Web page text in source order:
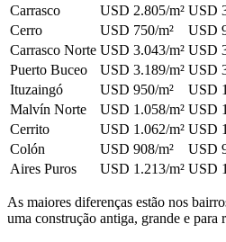
Carrasco
USD 2.805/m² USD
Cerro
USD 750/m² USD
Carrasco Norte USD 3.043/m² USD
Puerto Buceo
USD 3.189/m² USD
Ituzaingó
USD 950/m² USD
Malvín Norte
USD 1.058/m² USD
Cerrito
USD 1.062/m² USD
Colón
USD 908/m² USD
Aires Puros
USD 1.213/m² USD
As maiores diferenças estão nos
uma construção antiga, grande e